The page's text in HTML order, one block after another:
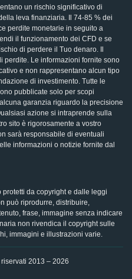
un rischio significativo di
leva finanziaria. Il 74-85 % dei
perdite monetarie in seguito a
il funzionamento dei CFD e se
di perdere il Tuo denaro. Il
perdite. Le informazioni fornite sono
e non rappresentano alcun tipo
di investimento. Tutte le
pubblicate solo per scopi
garanzia riguardo la precisione
azione si intraprende sulla
sito è rigorosamente a vostro
sarà responsabile di eventuali
informazioni o notizie fornite dal
da copyright e dalle leggi
può riprodurre, distribuire,
frase, immagine senza indicare
non rivendica il copyright sulle
immagini e illustrazioni varie.
2013 – 2026